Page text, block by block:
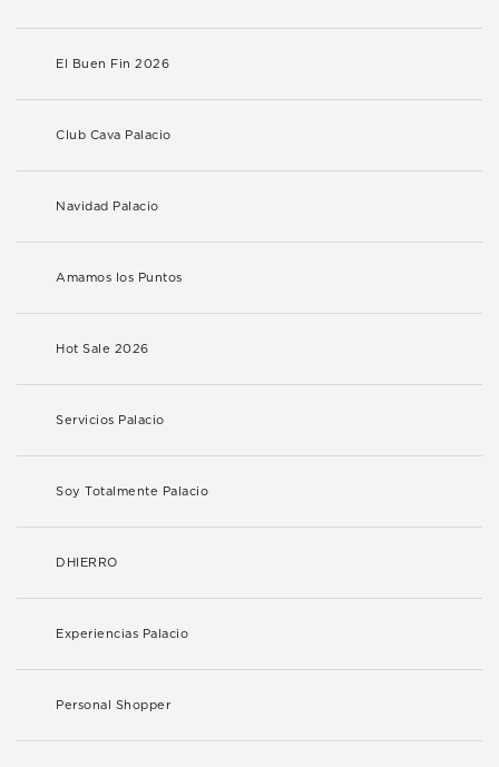
El Buen Fin 2026
Club Cava Palacio
Navidad Palacio
Amamos los Puntos
Hot Sale 2026
Servicios Palacio
Soy Totalmente Palacio
DHIERRO
Experiencias Palacio
Personal Shopper